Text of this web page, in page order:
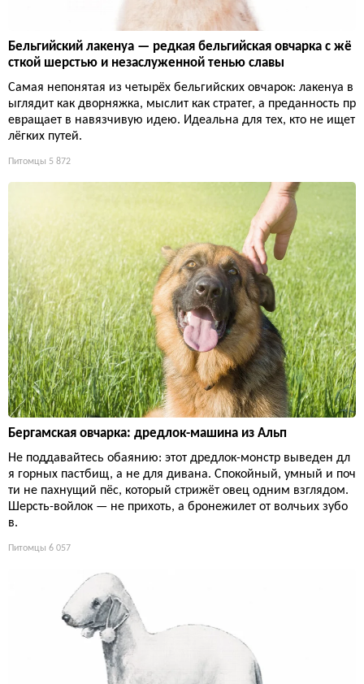
Бельгийский лакенуа — редкая бельгийская овчарка с жё
сткой шерстью и незаслуженной тенью славы
Самая непонятая из четырёх бельгийских овчарок: лакенуа в
ыглядит как дворняжка, мыслит как стратег, а преданность пр
евращает в навязчивую идею. Идеальна для тех, кто не ищет
лёгких путей.
Питомцы 5 872
Бергамская овчарка: дредлок-машина из Альп
Не поддавайтесь обаянию: этот дредлок-монстр выведен дл
я горных пастбищ, а не для дивана. Спокойный, умный и поч
ти не пахнущий пёс, который стрижёт овец одним взглядом.
Шерсть-войлок — не прихоть, а бронежилет от волчьих зубо
в.
Питомцы 6 057